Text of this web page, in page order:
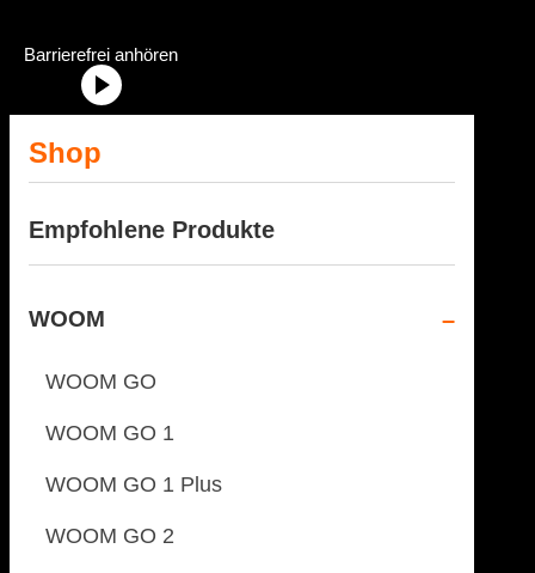
Radstation Onlineshop Header Abschnittstitel: „Radstation-
Barrierefrei anhören
Shop
Empfohlene Produkte
WOOM
WOOM GO
WOOM GO 1
WOOM GO 1 Plus
WOOM GO 2